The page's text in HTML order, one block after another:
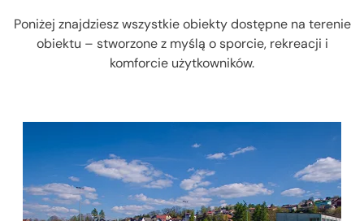
Wielkość czcionki
Poniżej znajdziesz wszystkie obiekty dostępne na terenie
obiektu – stworzone z myślą o sporcie, rekreacji i
komforcie użytkowników.